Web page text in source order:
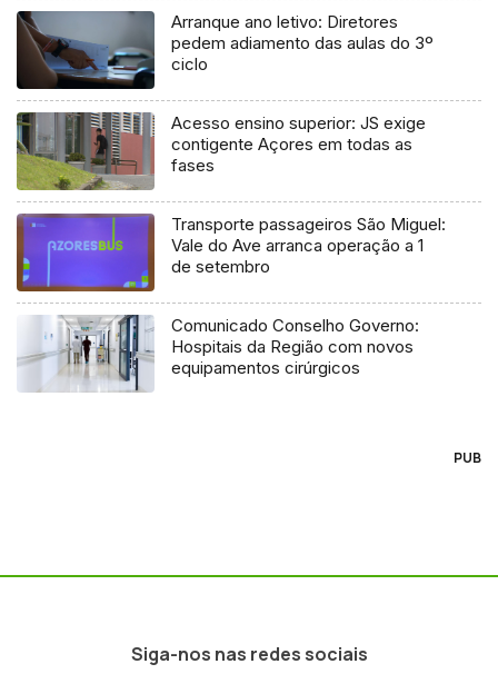
Arranque ano letivo: Diretores
pedem adiamento das aulas do 3º
ciclo
Acesso ensino superior: JS exige
contigente Açores em todas as
fases
Transporte passageiros São Miguel:
Vale do Ave arranca operação a 1
de setembro
Comunicado Conselho Governo:
Hospitais da Região com novos
equipamentos cirúrgicos
PUB
Siga-nos nas redes sociais